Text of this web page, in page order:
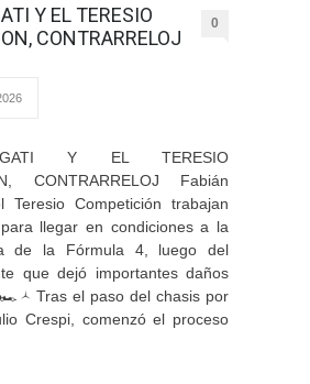
Y EL TERESIO
CONTRARRELOJ
0
Y EL TERESIO
CONTRARRELOJ Fabián
Teresio Competición trabajan
llegar en condiciones a la
de la Fórmula 4, luego del
que dejó importantes daños
Tras el paso del chasis por
Crespi, comenzó el proceso